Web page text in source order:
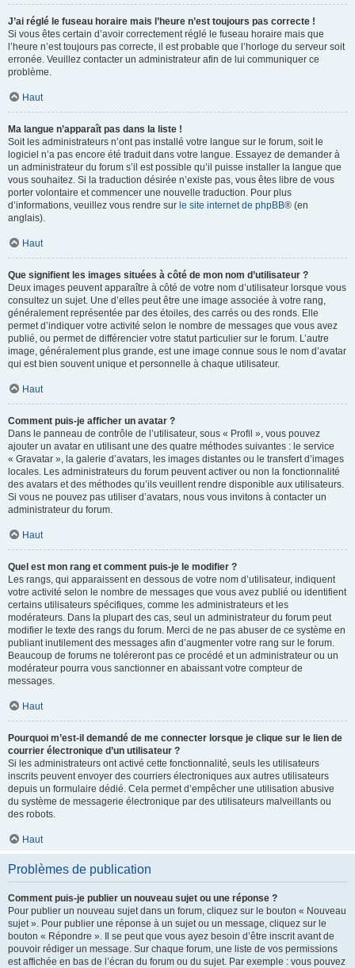
J’ai réglé le fuseau horaire mais l’heure n’est toujours pas correcte !
Si vous êtes certain d’avoir correctement réglé le fuseau horaire mais que
l’heure n’est toujours pas correcte, il est probable que l’horloge du serveur soit
erronée. Veuillez contacter un administrateur afin de lui communiquer ce
problème.
Haut
Ma langue n’apparaît pas dans la liste !
Soit les administrateurs n’ont pas installé votre langue sur le forum, soit le
logiciel n’a pas encore été traduit dans votre langue. Essayez de demander à
un administrateur du forum s’il est possible qu’il puisse installer la langue que
vous souhaitez. Si la traduction désirée n’existe pas, vous êtes libre de vous
porter volontaire et commencer une nouvelle traduction. Pour plus
d’informations, veuillez vous rendre sur le site internet de phpBB® (en
anglais).
Haut
Que signifient les images situées à côté de mon nom d’utilisateur ?
Deux images peuvent apparaître à côté de votre nom d’utilisateur lorsque vous
consultez un sujet. Une d’elles peut être une image associée à votre rang,
généralement représentée par des étoiles, des carrés ou des ronds. Elle
permet d’indiquer votre activité selon le nombre de messages que vous avez
publié, ou permet de différencier votre statut particulier sur le forum. L’autre
image, généralement plus grande, est une image connue sous le nom d’avatar
qui est bien souvent unique et personnelle à chaque utilisateur.
Haut
Comment puis-je afficher un avatar ?
Dans le panneau de contrôle de l’utilisateur, sous « Profil », vous pouvez
ajouter un avatar en utilisant une des quatre méthodes suivantes : le service
« Gravatar », la galerie d’avatars, les images distantes ou le transfert d’images
locales. Les administrateurs du forum peuvent activer ou non la fonctionnalité
des avatars et des méthodes qu’ils veuillent rendre disponible aux utilisateurs.
Si vous ne pouvez pas utiliser d’avatars, nous vous invitons à contacter un
administrateur du forum.
Haut
Quel est mon rang et comment puis-je le modifier ?
Les rangs, qui apparaissent en dessous de votre nom d’utilisateur, indiquent
votre activité selon le nombre de messages que vous avez publié ou identifient
certains utilisateurs spécifiques, comme les administrateurs et les
modérateurs. Dans la plupart des cas, seul un administrateur du forum peut
modifier le texte des rangs du forum. Merci de ne pas abuser de ce système en
publiant inutilement des messages afin d’augmenter votre rang sur le forum.
Beaucoup de forums ne toléreront pas ce procédé et un administrateur ou un
modérateur pourra vous sanctionner en abaissant votre compteur de
messages.
Haut
Pourquoi m’est-il demandé de me connecter lorsque je clique sur le lien de
courrier électronique d’un utilisateur ?
Si les administrateurs ont activé cette fonctionnalité, seuls les utilisateurs
inscrits peuvent envoyer des courriers électroniques aux autres utilisateurs
depuis un formulaire dédié. Cela permet d’empêcher une utilisation abusive
du système de messagerie électronique par des utilisateurs malveillants ou
des robots.
Haut
Problèmes de publication
Comment puis-je publier un nouveau sujet ou une réponse ?
Pour publier un nouveau sujet dans un forum, cliquez sur le bouton « Nouveau
sujet ». Pour publier une réponse à un sujet ou un message, cliquez sur le
bouton « Répondre ». Il se peut que vous ayez besoin d’être inscrit avant de
pouvoir rédiger un message. Sur chaque forum, une liste de vos permissions
est affichée en bas de l’écran du forum ou du sujet. Par exemple : vous pouvez